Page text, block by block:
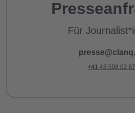
Cashback
Sparen im
Für
+41 43 508 02 87